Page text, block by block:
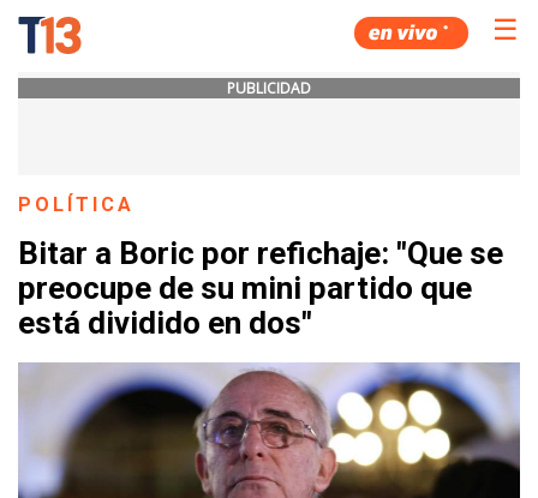
☰
PUBLICIDAD
POLÍTICA
Bitar a Boric por refichaje: "Que se
preocupe de su mini partido que
está dividido en dos"